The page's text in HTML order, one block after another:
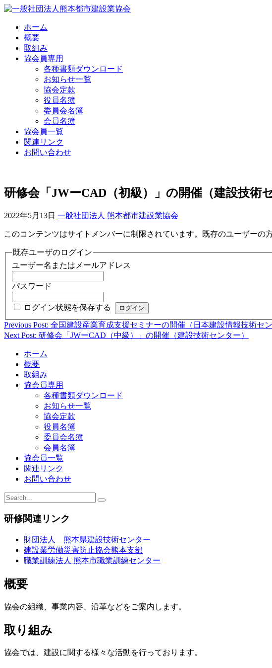
Skip
contentホーム
概要
取組み
協会員専用
各種書類ダウンロード
お知らせ一覧
協会定款
役員名簿
委員会名簿
会員名簿
協会員一覧
関連リンク
お問い合わせ
研修会「JWーCAD（初級）」の開催（建設技術
2022年5月13日 一般社団法人 熊本都市建設業協会
このコンテンツはサイトメンバーに制限されています。既存のユーザーの
既存ユーザのログイン
ユーザー名またはメールアドレス
パスワード
ログイン状態を保存する
投
Previous Post: 全国建設産業育成支援セミナーの開催（日本建設情報技術セン
Next Post: 研修会「JWーCAD（中級）」の開催（建設技術センター）
ホーム
概要
取組み
協会員専用
各種書類ダウンロード
お知らせ一覧
協会定款
役員名簿
委員会名簿
会員名簿
協会員一覧
関連リンク
お問い合わせ
研修関連リンク
財団法人 熊本県建設技術センター
建設業労働災害防止協会熊本支部
職業訓練法人 熊本市職業訓練センター
概要
協会の組織、事業内容、沿革などをご案内します。
取り組み
協会では、建設に関する様々な活動を行っております。